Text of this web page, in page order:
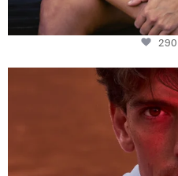
290
One last
This
321